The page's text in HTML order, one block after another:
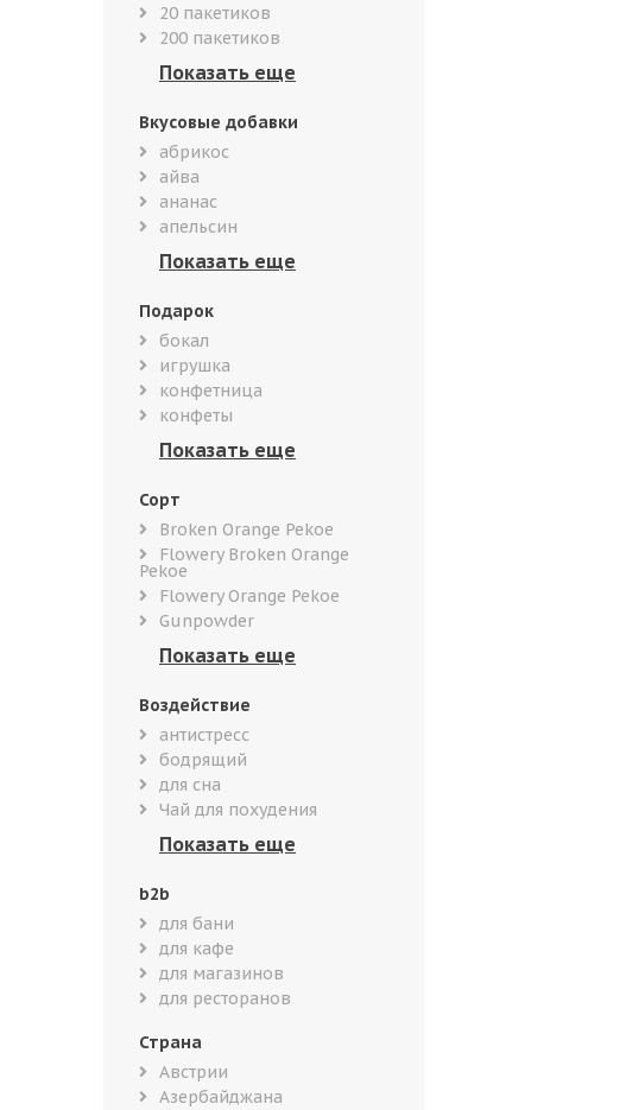
20 пакетиков
200 пакетиков
Вкусовые добавки
абрикос
айва
ананас
апельсин
Подарок
бокал
игрушка
конфетница
конфеты
Сорт
Broken Orange Pekoe
Flowery Broken Orange
Pekoe
Flowery Orange Pekoe
Gunpowder
Воздействие
антистресс
бодрящий
для сна
Чай для похудения
b2b
для бани
для кафе
для магазинов
для ресторанов
Страна
Австрии
Азербайджана